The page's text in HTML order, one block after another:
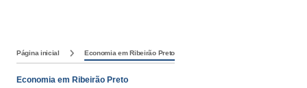
Página inicial Economia em Ribeirão Preto
Economia em Ribeirão Preto